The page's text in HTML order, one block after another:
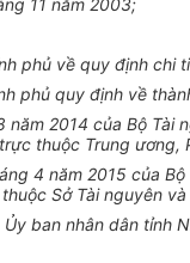
11 năm 2003;
phủ về quy định chi
phủ quy định về
2014 của Bộ Tài
thuộc Trung
4 năm 2015 của
Sở Tài nguyên
ban nhân dân tỉnh